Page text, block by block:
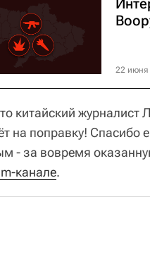
22 июня
китайский журналист
на поправку!
- за вовремя
канале.